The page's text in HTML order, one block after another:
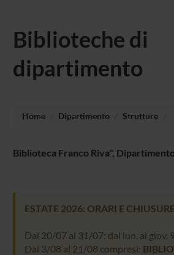
Biblioteche di
dipartimento
Home Dipartimento Strutture
Biblioteca Franco Riva",
ESTATE 2026: ORARI E CHIUSURE
Dal 20/07 al 31/07: dal lun. al giov.
Dal 3/08 al 21/08 compresi: